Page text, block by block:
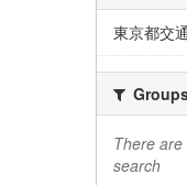
東京都交
There
search